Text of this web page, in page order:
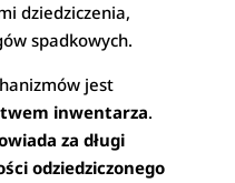
dziedziczenia,
spadkowych.
jest
inwentarza.
za długi
odziedziczonego